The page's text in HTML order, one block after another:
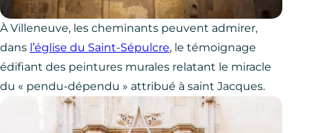
À Villeneuve, les cheminants peuvent admirer,
dans l’église du Saint-Sépulcre, le témoignage
édifiant des peintures murales relatant le miracle
du « pendu-dépendu » attribué à saint Jacques.